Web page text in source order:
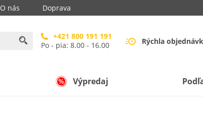
O nás Doprava
+421 800 191 191
Po - pia: 8.00 - 16.00
Rýchla
Výpredaj